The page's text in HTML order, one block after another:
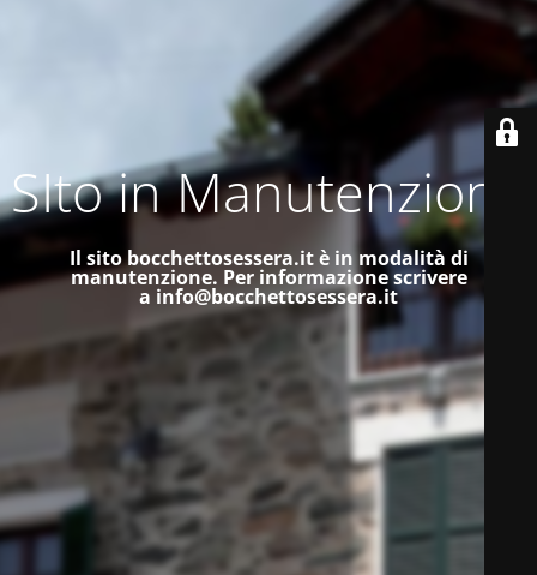
SIto in Manutenzione
Il sito bocchettosessera.it è in modalità di
manutenzione. Per informazione scrivere
a info@bocchettosessera.it